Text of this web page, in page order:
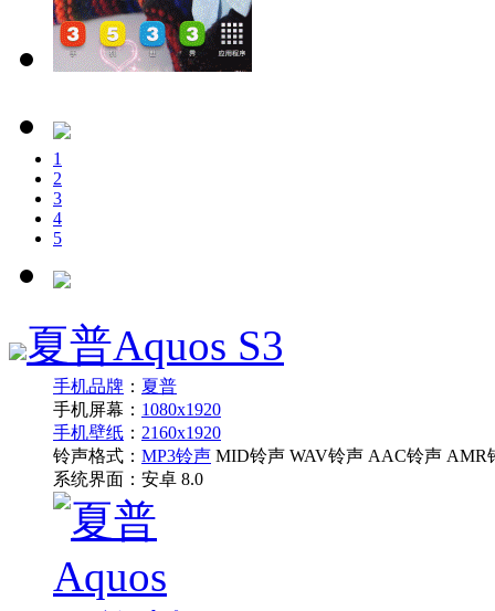
1
2
3
4
5
夏普Aquos S3
手机品牌 ： 夏普
手机屏幕： 1080x1920
手机壁纸 ： 2160x1920
铃声格式： MP3铃声 MID铃声 WAV铃声 AAC铃声 AMR
系统界面： 安卓 8.0